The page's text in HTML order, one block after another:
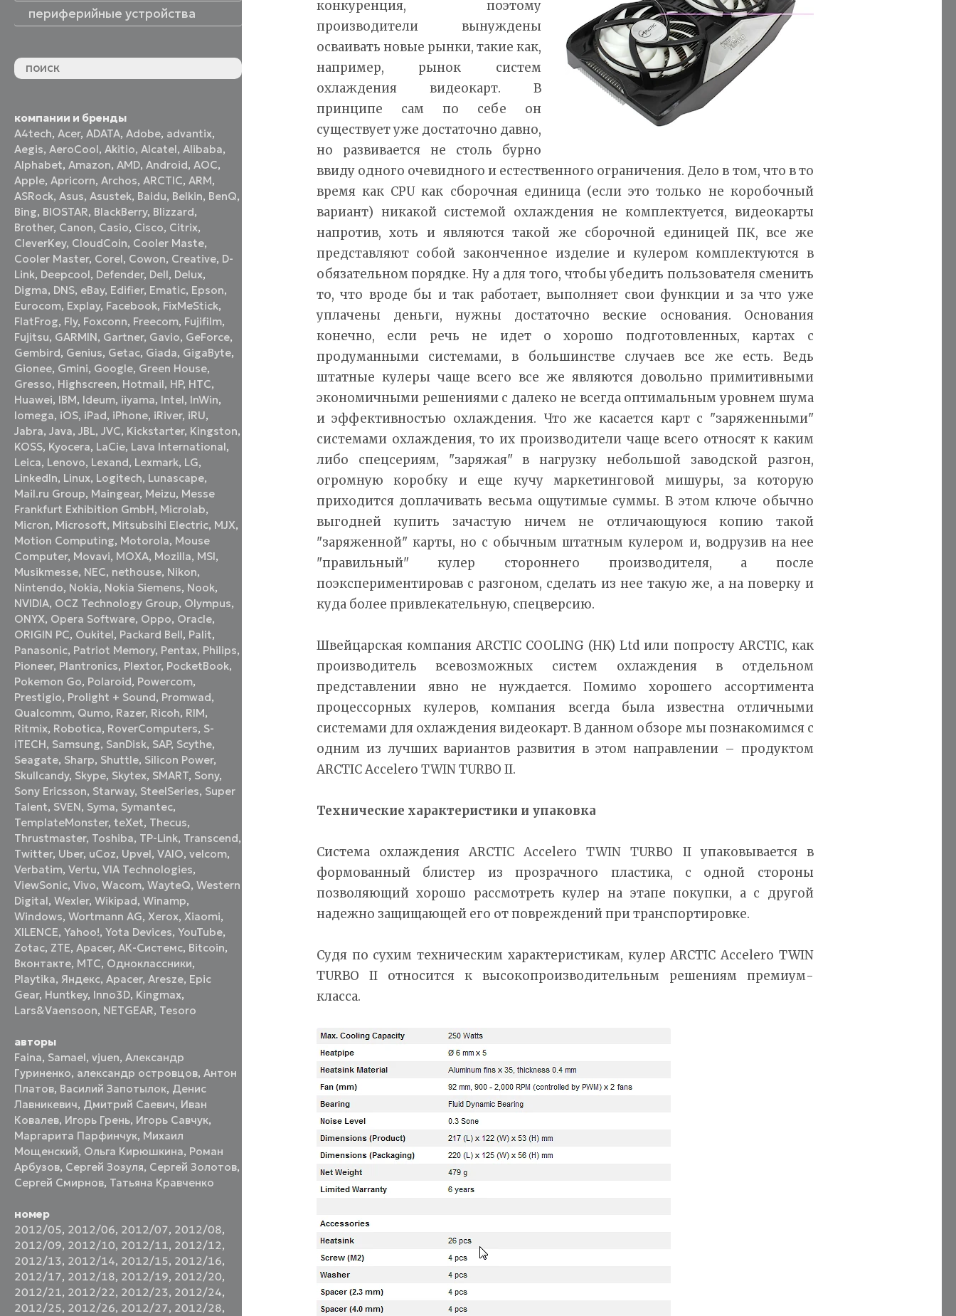
периферийные устройства
компании и бренды
A4tech,Acer,ADATA,Adobe, advantix,
Aegis,AeroCool,Akitio,Alcatel,Alibaba,
Alphabet,Amazon,AMD,Android,AOC,
Apple,Apricorn,Archos,ARCTIC,ARM,
ASRock,Asus,Asustek, Baidu, Belkin, BenQ,
Bing, BIOSTAR, BlackBerry, Blizzard,
Brother, Canon, Casio, Cisco, Citrix,
CleverKey, CloudCoin, Cooler Maste,
Cooler Master, Corel, Cowon, Creative, D-
Link, Deepcool, Defender, Dell, Delux,
Digma, DNS, eBay, Edifier, Ematic, Epson,
Eurocom, Explay, Facebook, FixMeStick,
FlatFrog, Fly, Foxconn, Freecom, Fujifilm,
Fujitsu, GARMIN, Gartner, Gavio, GeForce,
Gembird, Genius, Getac, Giada, GigaByte,
Gionee, Gmini, Google, Green House,
Gresso, Highscreen, Hotmail, HP, HTC,
Huawei, IBM, Ideum, iiyama, Intel, InWin,
Iomega, iOS, iPad, iPhone, iRiver, iRU,
Jabra,Java,JBL,JVC, Kickstarter, Kingston,
KOSS, Kyocera, LaCie, Lava International,
Leica, Lenovo, Lexand, Lexmark, LG,
LinkedIn, Linux, Logitech, Lunascape,
Mail.ru Group, Maingear, Meizu, Messe
Frankfurt Exhibition GmbH, Microlab,
Micron, Microsoft, Mitsubsihi Electric, MJX,
Motion Computing, Motorola, Mouse
Computer, Movavi, MOXA, Mozilla, MSI,
Musikmesse, NEC, nethouse, Nikon,
Nintendo, Nokia, Nokia Siemens, Nook,
NVIDIA, OCZ Technology Group, Olympus,
ONYX, Opera Software, Oppo, Oracle,
ORIGIN PC, Oukitel, Packard Bell, Palit,
Panasonic, Patriot Memory, Pentax, Philips,
Pioneer, Plantronics, Plextor, PocketBook,
Pokemon Go, Polaroid, Powercom,
Prestigio, Prolight + Sound, Promwad,
Qualcomm, Qumo, Razer, Ricoh, RIM,
Ritmix, Robotica, RoverComputers, S-
iTECH, Samsung, SanDisk, SAP, Scythe,
Seagate, Sharp, Shuttle, Silicon Power,
Skullcandy, Skype, Skytex, SMART, Sony,
Sony Ericsson, Starway, SteelSeries, Super
Talent, SVEN, Syma, Symantec,
TemplateMonster,teXet, Thecus,
Thrustmaster, Toshiba, TP-Link, Transcend,
Twitter, Uber, uCoz, Upvel,VAIO,velcom,
Verbatim,Vertu,VIA Technologies,
ViewSonic,Vivo,Wacom,WayteQ,Western
Digital,Wexler,Wikipad,Winamp,
Windows,Wortmann AG,Xerox,Xiaomi,
XILENCE,Yahoo!,Yota Devices,YouTube,
Zotac, ZTE,Аpacer,АК-Системс, Вitcoin,
Вконтакте, МТС, Одноклассники,
Playtika, Яндекс,Apacer,Aresze, Epic
Gear, Huntkey, Inno3D, Kingmax,
Lars&Vaensoon, NETGEAR, Tesoro
авторы
Faina, Samael,vjuen,Александр
Гуриненко, александр островцов,Антон
Платов, Василий Запотылок, Денис
Лавникевич, Дмитрий Саевич, Иван
Ковалев, Игорь Грень, Игорь Савчук,
Маргарита Парфинчук, Михаил
Мощенский, Ольга Кирюшкина, Роман
Арбузов, Сергей Зозуля, Сергей Золотов,
Сергей Смирнов, Татьяна Кравченко
номер
2012/05, 2012/06, 2012/07, 2012/08,
2012/09, 2012/10, 2012/11, 2012/12,
2012/13, 2012/14, 2012/15, 2012/16,
2012/17, 2012/18, 2012/19, 2012/20,
2012/21, 2012/22, 2012/23, 2012/24,
2012/25, 2012/26, 2012/27, 2012/28,
конкуренция, поэтому
производители вынуждены
осваивать новые рынки, такие как,
например, рынок систем
охлаждения видеокарт. В
принципе сам по себе он
существует уже достаточно давно,
но развивается не столь бурно
ввиду одного очевидного и естественного ограничения. Дело в том, что в то
время как CPU как сборочная единица (если это только не коробочный
вариант) никакой системой охлаждения не комплектуется, видеокарты
напротив, хоть и являются такой же сборочной единицей ПК, все же
представляют собой законченное изделие и кулером комплектуются в
обязательном порядке. Ну а для того, чтобы убедить пользователя сменить
то, что вроде бы и так работает, выполняет свои функции и за что уже
уплачены деньги, нужны достаточно веские основания. Основания
конечно, если речь не идет о хорошо подготовленных, картах с
продуманными системами, в большинстве случаев все же есть. Ведь
штатные кулеры чаще всего все же являются довольно примитивными
экономичными решениями с далеко не всегда оптимальным уровнем шума
и эффективностью охлаждения. Что же касается карт с "заряженными"
системами охлаждения, то их производители чаще всего относят к каким
либо спецсериям, "заряжая" в нагрузку небольшой заводской разгон,
огромную коробку и еще кучу маркетинговой мишуры, за которую
приходится доплачивать весьма ощутимые суммы. В этом ключе обычно
выгодней купить зачастую ничем не отличающуюся копию такой
"заряженной" карты, но с обычным штатным кулером и, водрузив на нее
"правильный" кулер стороннего производителя, а после
поэкспериментировав с разгоном, сделать из нее такую же, а на поверку и
куда более привлекательную, спецверсию.
Швейцарская компания ARCTIC COOLING (HK) Ltd или попросту ARCTIC, как
производитель всевозможных систем охлаждения в отдельном
представлении явно не нуждается. Помимо хорошего ассортимента
процессорных кулеров, компания всегда была известна отличными
системами для охлаждения видеокарт. В данном обзоре мы познакомимся с
одним из лучших вариантов развития в этом направлении – продуктом
ARCTIC Accelero TWIN TURBO II.
Технические характеристики и упаковка
Система охлаждения ARCTIC Accelero TWIN TURBO II упаковывается в
формованный блистер из прозрачного пластика, с одной стороны
позволяющий хорошо рассмотреть кулер на этапе покупки, а с другой
надежно защищающей его от повреждений при транспортировке.
Судя по сухим техническим характеристикам, кулер ARCTIC Accelero TWIN
TURBO II относится к высокопроизводительным решениям премиум-
класса.